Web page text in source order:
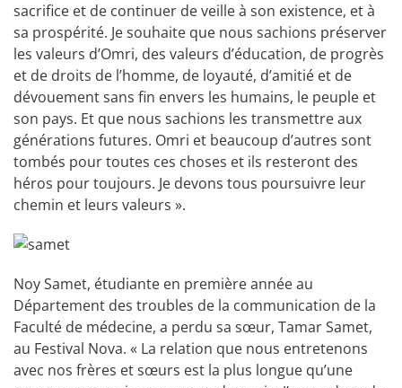
sacrifice et de continuer de veille à son existence, et à
sa prospérité. Je souhaite que nous sachions préserver
les valeurs d’Omri, des valeurs d’éducation, de progrès
et de droits de l’homme, de loyauté, d’amitié et de
dévouement sans fin envers les humains, le peuple et
son pays. Et que nous sachions les transmettre aux
générations futures. Omri et beaucoup d’autres sont
tombés pour toutes ces choses et ils resteront des
héros pour toujours. Je devons tous poursuivre leur
chemin et leurs valeurs ».
Noy Samet, étudiante en première année au
Département des troubles de la communication de la
Faculté de médecine, a perdu sa sœur, Tamar Samet,
au Festival Nova. « La relation que nous entretenons
avec nos frères et sœurs est la plus longue qu’une